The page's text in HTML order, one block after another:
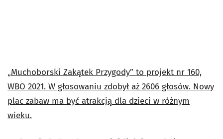
„Muchoborski Zakątek Przygody” to projekt nr 160,
WBO 2021. W głosowaniu zdobył aż 2606 głosów. Nowy
plac zabaw ma być atrakcją dla dzieci w różnym
wieku.